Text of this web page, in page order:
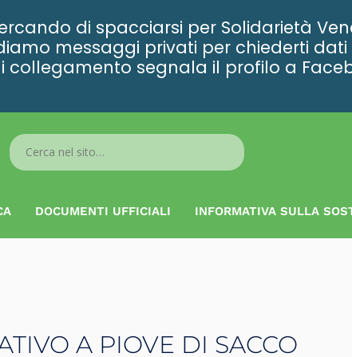
di spacciarsi per Solidarietà
messaggi privati per chiederti
collegamento segnala il profilo a
Search
...
DOCUMENTI UFFICIALI INFORMATIVA SULLA
A PIOVE DI SACCO